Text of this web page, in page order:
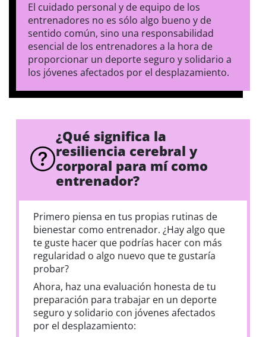
El cuidado personal y de equipo de los
entrenadores no es sólo algo bueno y de
sentido común, sino una responsabilidad
esencial de los entrenadores a la hora de
proporcionar un deporte seguro y solidario a
los jóvenes afectados por el desplazamiento.
¿Qué significa la
resiliencia cerebral y
corporal para mí como
entrenador?
Primero piensa en tus propias rutinas de
bienestar como entrenador. ¿Hay algo que
te guste hacer que podrías hacer con más
regularidad o algo nuevo que te gustaría
probar?
Ahora, haz una evaluación honesta de tu
preparación para trabajar en un deporte
seguro y solidario con jóvenes afectados
por el desplazamiento: